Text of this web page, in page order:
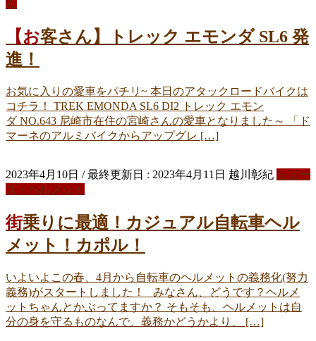
ん
【お客さん】トレック エモンダ SL6 発
進！
お気に入りの愛車をパチリ~ 本日のアタックロードバイクは
コチラ！ TREK EMONDA SL6 DI2 トレック エモン
ダ NO.643 尼崎市在住の宮崎さんの愛車となりました～ 「ド
マーネのアルミバイクからアップグレ […]
2023年4月10日 / 最終更新日 : 2023年4月11日 越川彰紀 シュー
ズ・ヘルメット
街乗りに最適！カジュアル自転車ヘル
メット！カポル！
いよいよこの春、4月から自転車のヘルメットの義務化(努力
義務)がスタートしました！ みなさん、どうです？ヘルメ
ットちゃんとかぶってますか？ そもそも、ヘルメットは自
分の身を守るものなんで、義務かどうかより、 […]